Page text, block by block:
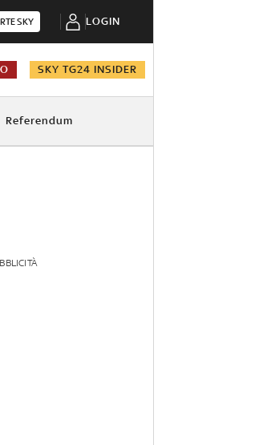
SKY LOGIN
SKY TG24 INSIDER
Referendum